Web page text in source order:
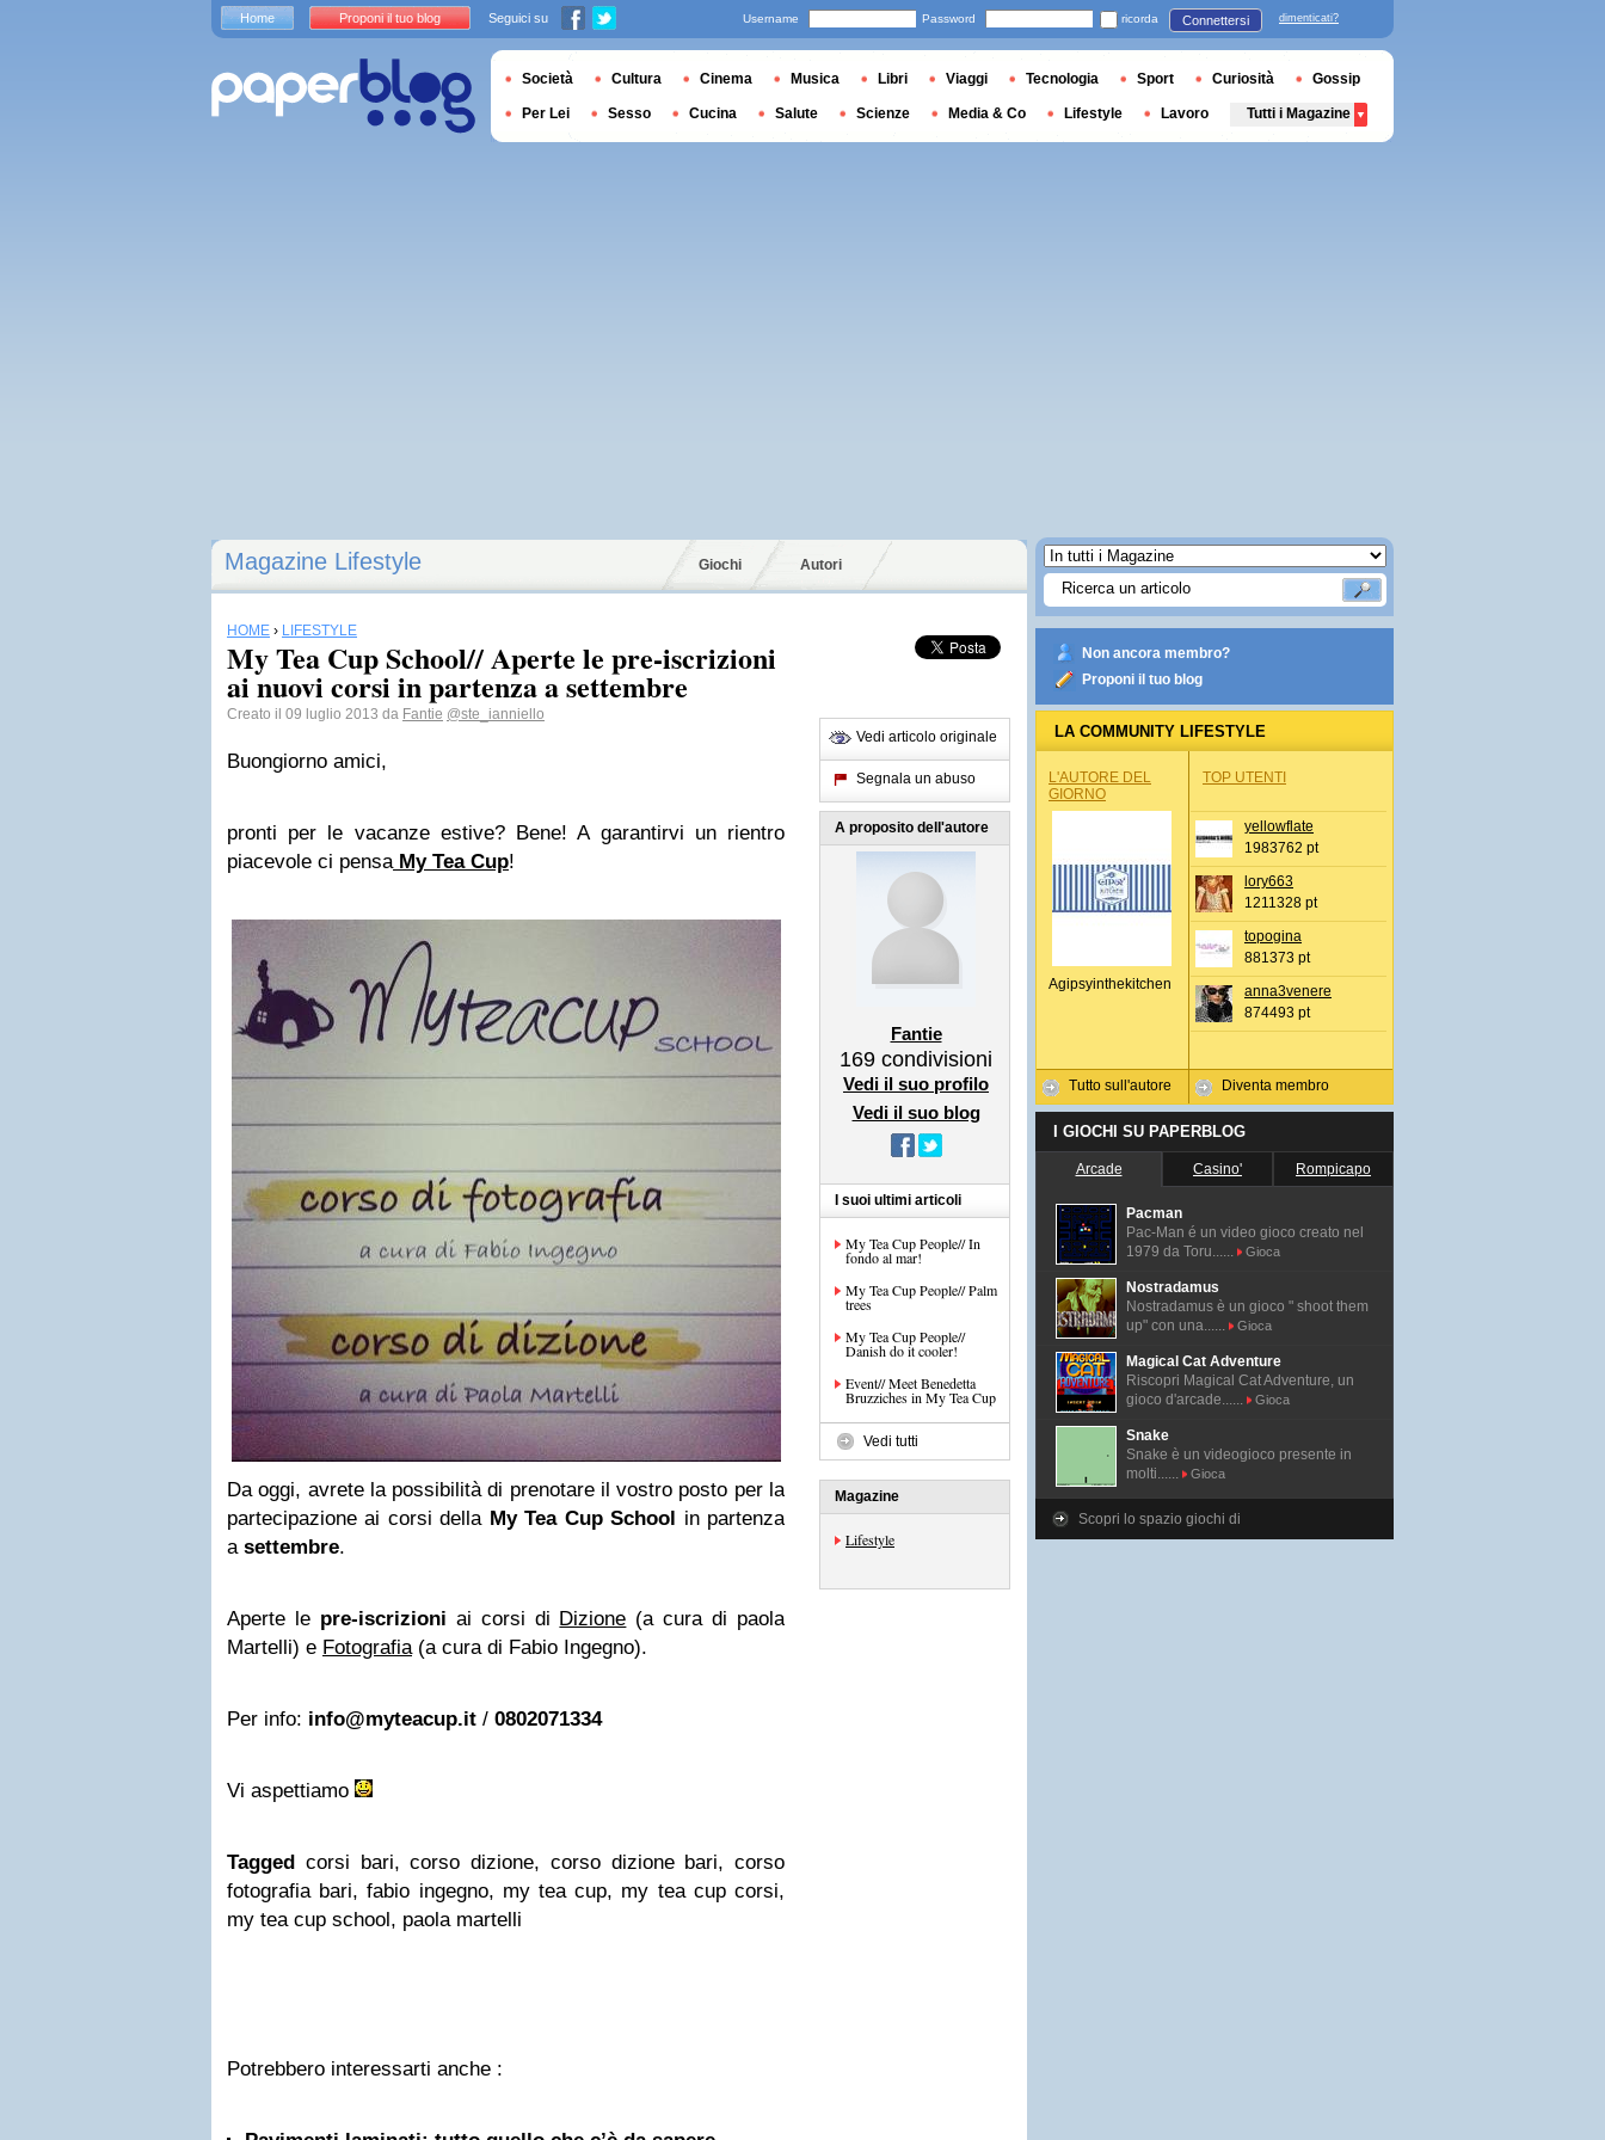
Magazine Lifestyle Giochi Autori
HOME › LIFESTYLE
My Tea Cup School// Aperte le pre-iscrizioni
ai nuovi corsi in partenza a settembre
Creato il 09 luglio 2013 da Fantie @ste_ianniello
Buongiorno amici,
pronti per le vacanze estive? Bene! A garantirvi un rientro
piacevole ci pensaMy Tea Cup!
Da oggi, avrete la possibilità di prenotare il vostro posto per la
partecipazione ai corsi della My Tea Cup School in partenza
a settembre.
Aperte le pre-iscrizioni ai corsi di Dizione (a cura di paola
Martelli) e Fotografia(a cura di Fabio Ingegno).
Per info: info@myteacup.it / 0802071334
Vi aspettiamo
Tagged corsi bari, corso dizione, corso dizione bari, corso
fotografia bari, fabio ingegno, my tea cup, my tea cup corsi,
my tea cup school, paola martelli
Potrebbero interessarti anche :
Vedi articolo originale
Segnala un abuso
A proposito dell'autore
Fantie
169 condivisioni
Vedi il suo profilo
Vedi il suo blog
I suoi ultimi articoli
My Tea Cup People// In
fondo al mar!
My Tea Cup People// Palm
trees
My Tea Cup People//
Danish do it cooler!
Event// Meet Benedetta
Bruzziches in My Tea Cup
Vedi tutti
Magazine
Lifestyle
Non ancora membro?
Proponi il tuo blog
LA COMMUNITY LIFESTYLE
L'AUTORE DEL
GIORNO
Agipsyinthekitchen
Tutto sull'autore
TOP UTENTI
yellowflate
1983762 pt
lory663
1211328 pt
topogina
881373 pt
anna3venere
874493 pt
Diventa membro
I GIOCHI SU PAPERBLOG
Arcade Casino' Rompicapo
Pacman
Pac-Man é un video gioco creato nel
1979 da Toru......
Gioca
Nostradamus
Nostradamus è un gioco " shoot them
up" con una......
Gioca
Magical Cat Adventure
Riscopri Magical Cat Adventure, un
gioco d'arcade......
Gioca
Snake
Snake è un videogioco presente in
molti......
Gioca
Scopri lo spazio giochi di
Home Proponi il tuo blog Seguici su Username Password ricorda Connettersi dimenticati?
Società Cultura Cinema Musica Libri Viaggi Tecnologia Sport Curiosità Gossip
Per Lei Sesso Cucina Salute Scienze Media & Co Lifestyle Lavoro Tutti i Magazine